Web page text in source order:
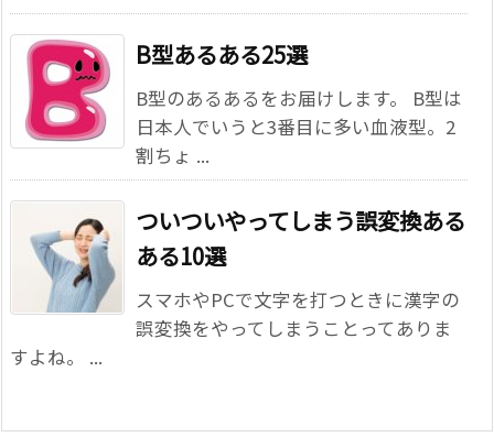
B型あるある25選
B型のあるあるをお届けします。 B型は
日本人でいうと3番目に多い血液型。2
割ちょ ...
ついついやってしまう誤変換ある
ある10選
スマホやPCで文字を打つときに漢字の
誤変換をやってしまうことってありま
すよね。 ...